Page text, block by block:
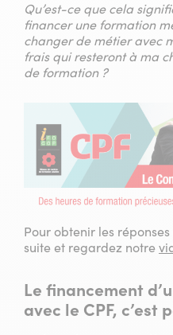
Qu’est-ce que cela
financer une formation
changer de métier avec
frais qui resteront à ma
de formation ?
Pour obtenir les
suite et regardez notre
Le financement
avec le CPF, c’est